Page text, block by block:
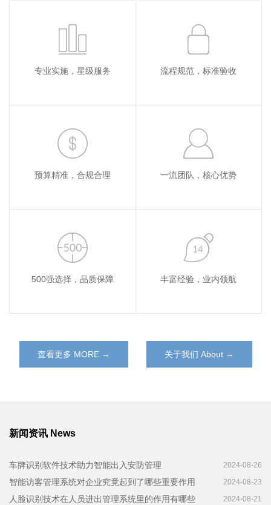
专业实施，星级服务 流程规范，标准验收
预算精准，合规合理 一流团队，核心优势
500强选择，品质保障 丰富经验，业内领航
查看更多 MORE → 关于我们 About →
新闻资讯 News
车牌识别软件技术助力智能出入安防管理 2024-08-26
智能访客管理系统对企业究竟起到了哪些重要作用 2024-08-23
人脸识别技术在人员进出管理系统里的作用有哪些 2024-08-21